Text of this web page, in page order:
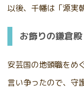
以後、千幡は「源実
お飾りの鎌倉殿
安芸国の地頭職をめ
言い争ったので、守